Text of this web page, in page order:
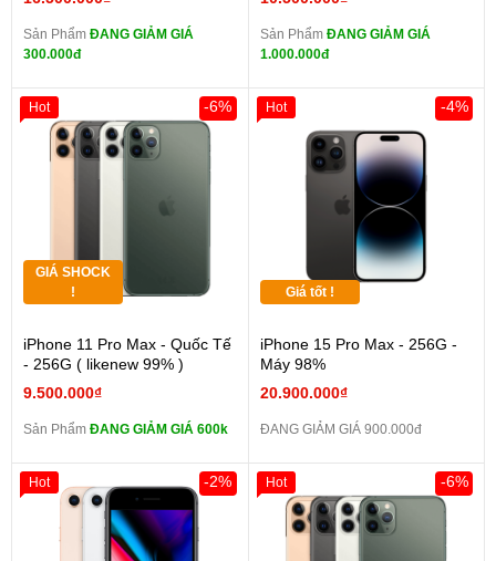
Sản Phẩm ĐANG GIẢM GIÁ
300.000đ
Sản Phẩm ĐANG GIẢM GIÁ
1.000.000đ
GIÁ SHOCK
!
iPhone 11 Pro Max - Quốc Tế
- 256G ( likenew 99% )
9.500.000₫
-6%
Sản Phẩm ĐANG GIẢM GIÁ 600k
Hot
Giá tốt !
iPhone 15 Pro Max - 256G -
Máy 98%
20.900.000₫
-4%
ĐANG GIẢM GIÁ 900.000đ
Hot
-2%
Hot -6%
Hot